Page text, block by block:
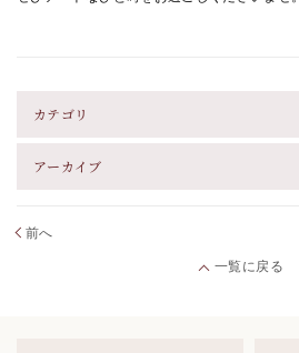
カテゴリ
アーカイブ
前へ
一覧に戻る